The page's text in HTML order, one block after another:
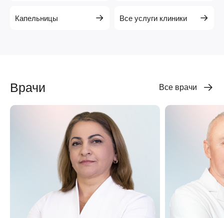
Капельницы Все услуги клиники
Врачи Все врачи